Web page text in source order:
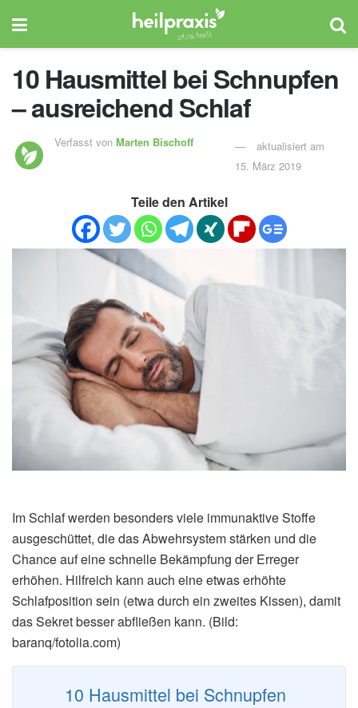
10 Hausmittel bei Schnupfen
– ausreichend Schlaf
Verfasst vonMarten Bischoff
aktualisiert am
15. März 2019
Teile den Artikel
Im Schlaf werden besonders viele immunaktive Stoffe
ausgeschüttet, die das Abwehrsystem stärken und die
Chance auf eine schnelle Bekämpfung der Erreger
erhöhen. Hilfreich kann auch eine etwas erhöhte
Schlafposition sein (etwa durch ein zweites Kissen), damit
das Sekret besser abfließen kann. (Bild:
baranq/fotolia.com)
10 Hausmittel bei Schnupfen